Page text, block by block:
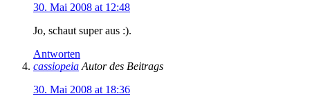
30. Mai 2008 at 12:48
Jo, schaut super aus :).
Antworten
cassiopeia Autor des Beitrags
30. Mai 2008 at 18:36